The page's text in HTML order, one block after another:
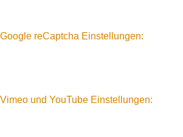
Google reCaptcha Einstellungen:
Vimeo und YouTube Einstellungen: